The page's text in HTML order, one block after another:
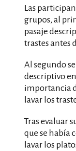
Las
grupos, al
pasaje
trastes antes
Al segundo
descriptivo
importancia
lavar los
Tras evaluar
que se había
lavar los